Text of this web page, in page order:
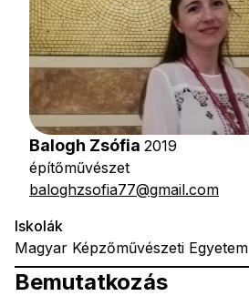
Balogh Zsófia 2019
építőművészet
baloghzsofia77@gmail.com
Bemutatkozás
Iskolák
Magyar Képzőművészeti Egyetem